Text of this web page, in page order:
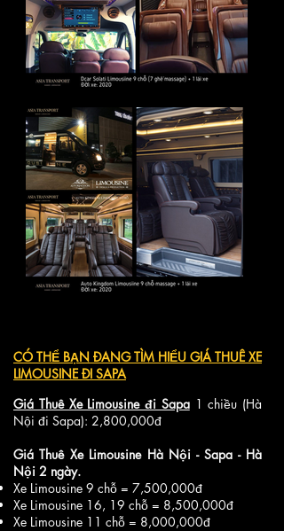
CÓ THỂ BẠN ĐANG TÌM HIỂU GIÁTHUÊ XE
LIMOUSINE ĐI SAPA
Giá Thuê Xe Limousine đi Sapa1 chiều (Hà
Nội đi Sapa): 2,800,000đ
Giá Thuê Xe Limousine Hà Nội - Sapa - Hà
Nội 2 ngày.
Xe Limousine 9 chỗ = 7,500,000đ
Xe Limousine 16, 19 chỗ = 8,500,000đ
Xe Limousine 11 chỗ = 8,000,000đ